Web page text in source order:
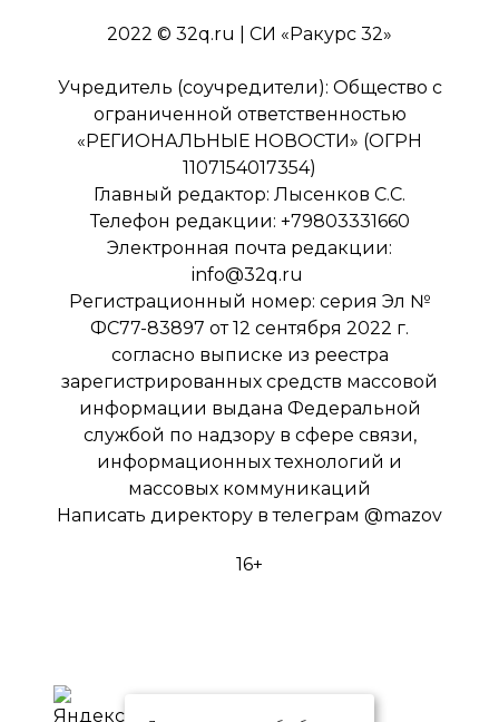
2022 © 32q.ru | СИ «Ракурс 32»
Учредитель (соучредители): Общество с
ограниченной ответственностью
«РЕГИОНАЛЬНЫЕ НОВОСТИ» (ОГРН
1107154017354)
Главный редактор: Лысенков С.С.
Телефон редакции: +79803331660
Электронная почта редакции:
info@32q.ru
Регистрационный номер: серия Эл №
ФС77-83897 от 12 сентября 2022 г.
согласно выписке из реестра
зарегистрированных средств массовой
информации выдана Федеральной
службой по надзору в сфере связи,
информационных технологий и
массовых коммуникаций
Написать директору в телеграм @mazov
16+